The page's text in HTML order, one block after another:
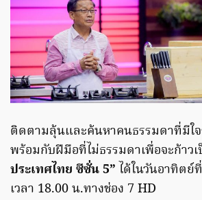
ติดตามลุ้นและค้นหาคนธรรมดาที่มีใจ
พร้อมกับฝีมือที่ไม่ธรรมดาเพื่อจะก้าว
ประเทศไทย ซีซั่น 5” ได้ในวันอาทิต
เวลา 18.00 น.ทางช่อง 7 HD